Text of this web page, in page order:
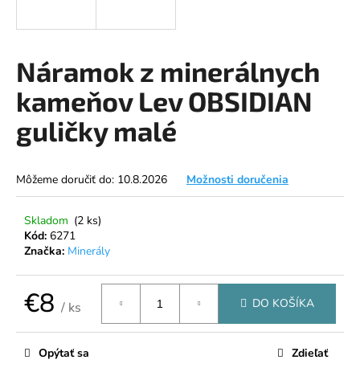
Náramok z minerálnych
kameňov Lev OBSIDIAN
guličky malé
Môžeme doručiť do: 10.8.2026 Možnosti doručenia
Skladom (2 ks)
Kód: 6271
Značka: Minerály
€8 / ks DO KOŠÍKA
Opýtať sa Zdieľať
s
ť
?
HĽADAŤ
O
d
o
r
ú